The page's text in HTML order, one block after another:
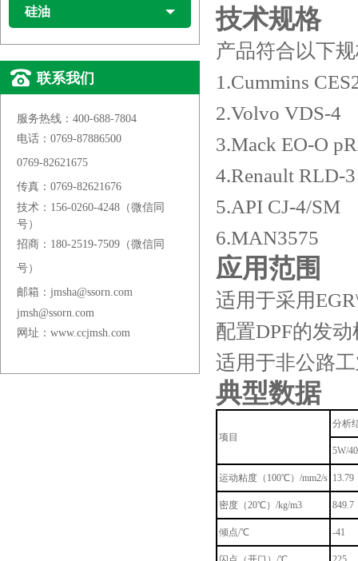
硅油
联系我们
服务热线：400-688-7804
电话：0769-87886500
0769-82621675
传真：0769-82621676
技术：156-0260-4248（微信同
号）
招商：180-2519-7509（微信同
号）
邮箱：jmsha@ssorn.com
jmsh@ssorn.com
网址：www.ccjmsh.com
技术规格
产品符合以下
1.Cummins
2.Volvo VDS-4
3.Mack EO-O
4.Renault RLD-3
5.API CJ-4/SM
6.MAN3575
应用范围
适用于采用
配置DPF的发动
适用于非公路
典型数据
项目
分析
5W/40
运动粘度（100℃）/mm2/s 13.79
密度（20℃）/kg/m3 849.7
倾点/℃ -41